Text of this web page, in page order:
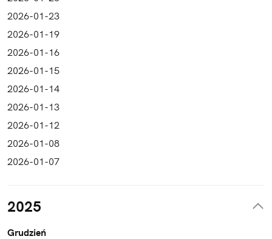
2026-01-23
2026-01-19
2026-01-16
2026-01-15
2026-01-14
2026-01-13
2026-01-12
2026-01-08
2026-01-07
2025
Grudzień